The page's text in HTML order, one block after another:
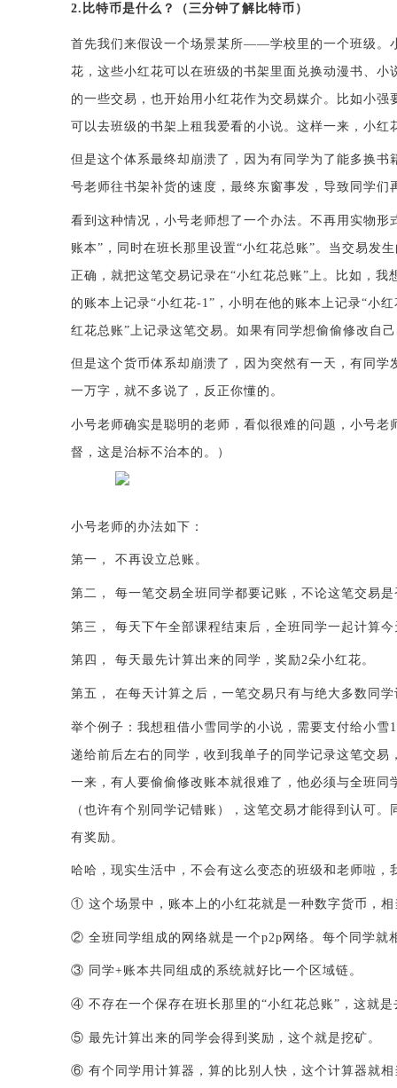
2.比特币是什么？（三分钟了解比特币）
首先我们来假设一个场景某所——学校里的一个班级。
花，这些小红花可以在班级的书架里面兑换动漫书、
的一些交易，也开始用小红花作为交易媒介。比如小
可以去班级的书架上租我爱看的小说。这样一来，小
但是这个体系最终却崩溃了，因为有同学为了能多换
号老师往书架补货的速度，最终东窗事发，导致同学们
看到这种情况，小号老师想了一个办法。不再用实物
账本”，同时在班长那里设置“小红花总账”。当交易发
正确，就把这笔交易记录在“小红花总账”上。比如，
的账本上记录“小红花-1”，小明在他的账本上记录“小
红花总账”上记录这笔交易。如果有同学想偷偷修改自
但是这个货币体系却崩溃了，因为突然有一天，有同
一万字，就不多说了，反正你懂的。
小号老师确实是聪明的老师，看似很难的问题，小号
督，这是治标不治本的。）
小号老师的办法如下：
第一， 不再设立总账。
第二， 每一笔交易全班同学都要记账，不论这笔交易
第三， 每天下午全部课程结束后，全班同学一起计算
第四， 每天最先计算出来的同学，奖励2朵小红花。
第五， 在每天计算之后，一笔交易只有与绝大多数同
举个例子：我想租借小雪同学的小说，需要支付给小雪
递给前后左右的同学，收到我单子的同学记录这笔交
一来，有人要偷偷修改账本就很难了，他必须与全班
（也许有个别同学记错账），这笔交易才能得到认可
有奖励。
哈哈，现实生活中，不会有这么变态的班级和老师啦
① 这个场景中，账本上的小红花就是一种数字货币，相
② 全班同学组成的网络就是一个p2p网络。每个同学就
③ 同学+账本共同组成的系统就好比一个区域链。
④ 不存在一个保存在班长那里的“小红花总账”，这就是
⑤ 最先计算出来的同学会得到奖励，这个就是挖矿。
⑥ 有个同学用计算器，算的比别人快，这个计算器就相